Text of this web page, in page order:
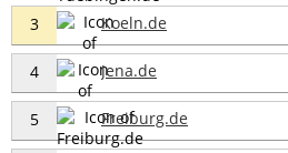
3 Koeln.de
4 Jena.de
5 Freiburg.de